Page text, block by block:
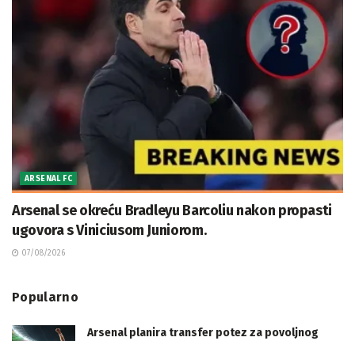
ARSENAL FC
Arsenal se okreću Bradleyu Barcoliu nakon propasti
ugovora s Viniciusom Juniorom.
07/08/2026
Popularno
Arsenal planira transfer potez za povoljnog